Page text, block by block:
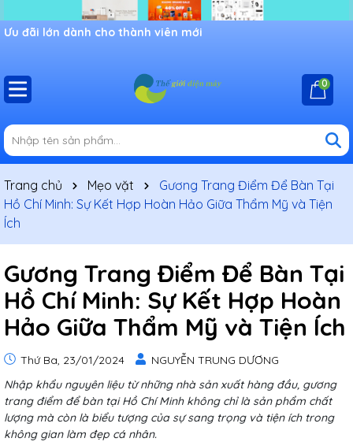
Chào mừng bạn đến với cửa hàng Shop thế giới điện máy,
0
Trang chủ Mẹo vặt
Gương Trang Điểm Để Bàn Tại
Hồ Chí Minh: Sự Kết Hợp Hoàn Hảo Giữa Thẩm Mỹ và Tiện
Ích
Gương Trang Điểm Để Bàn Tại
Hồ Chí Minh: Sự Kết Hợp Hoàn
Hảo Giữa Thẩm Mỹ và Tiện Ích
Thứ Ba, 23/01/2024
NGUYỄN TRUNG DƯƠNG
Nhập khẩu nguyên liệu từ những nhà sản xuất hàng đầu, gương
trang điểm để bàn tại Hồ Chí Minh không chỉ là sản phẩm chất
lượng mà còn là biểu tượng của sự sang trọng và tiện ích trong
không gian làm đẹp cá nhân.